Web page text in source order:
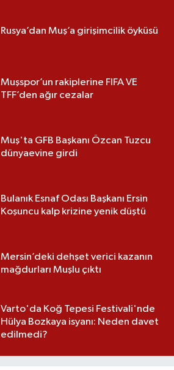
Rusya’dan Muş’a girişimcilik öyküsü
Muşspor’un rakiplerine FIFA VE
TFF’den ağır cezalar
Muş'ta GFB Başkanı Özcan Tuzcu
dünyaevine girdi
Bulanık Esnaf Odası Başkanı Ersin
Koşuncu kalp krizine yenik düştü
Mersin’deki dehşet verici kazanın
mağdurları Muşlu çıktı
Varto'da Koğ Tepesi Festivali'nde
Hülya Bozkaya isyanı: Neden davet
edilmedi?